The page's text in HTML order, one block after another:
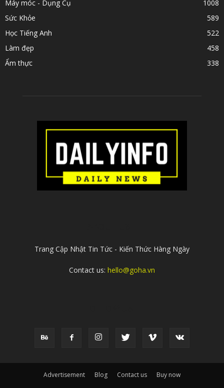
Máy móc - Dụng Cụ
1008
Sức Khỏe
589
Học Tiếng Anh
522
Làm đẹp
458
Ẩm thực
338
Trang Cập Nhật Tin Tức - Kiến Thức Hàng Ngày
Contact us: hello@goha.vn
Advertisement Blog Contact us Buy now